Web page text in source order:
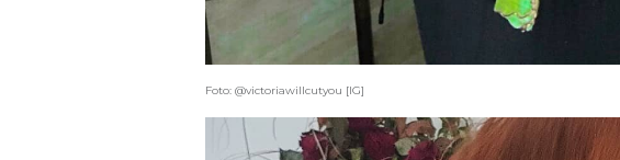
Foto: @victoriawillcutyou [IG]